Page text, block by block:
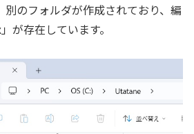
別のフォルダが作成されており、編
が存在しています。